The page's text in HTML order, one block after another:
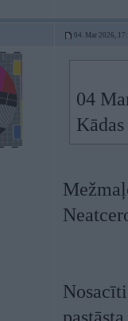
04. Mar 2026,
04